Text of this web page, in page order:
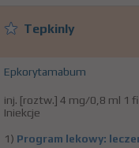
Tepkinly
Epkorytamabum
inj. [roztw.] 4 mg/0,8 ml 1
Iniekcje
1) Program lekowy: